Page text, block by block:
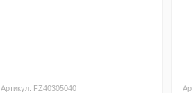
Артикул: FZ40305040